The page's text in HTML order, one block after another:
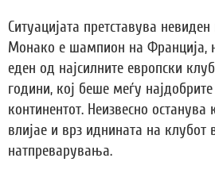
Ситуацијата претставува
Монако е шампион на Франција,
еден од најсилните европски
години, кој беше меѓу
континентот. Неизвесно
влијае и врз иднината на клубот
натпреварувања.